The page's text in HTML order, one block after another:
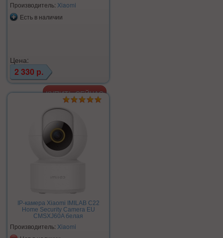
Производитель: Xiaomi
Есть в наличии
Цена:
2 330 р.
IP-камера Xiaomi IMILAB C22
Home Security Camera EU
CMSXJ60A белая
Производитель: Xiaomi